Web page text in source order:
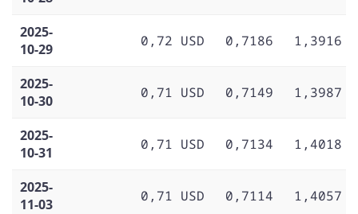
2025-
10-29
0,72 USD 0,7186 1,3916
2025-
10-30
0,71 USD 0,7149 1,3987
2025-
10-31
0,71 USD 0,7134 1,4018
2025-
11-03
0,71 USD 0,7114 1,4057